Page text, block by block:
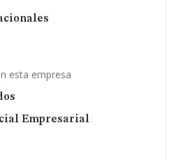
esta empresa
Empresarial